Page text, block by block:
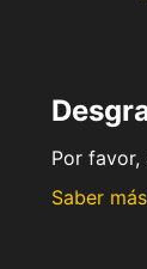
Por
Saber más